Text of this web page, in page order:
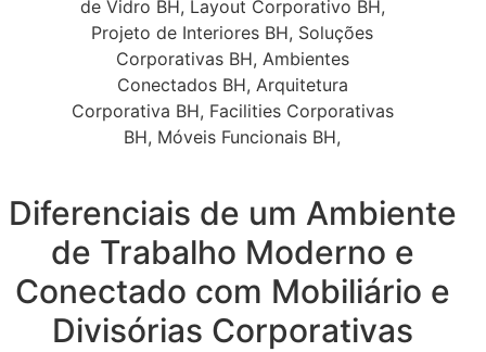
Diferenciais de um Ambiente
de Trabalho Moderno e
Conectado com Mobiliário e
Divisórias Corporativas